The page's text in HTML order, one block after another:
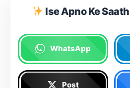
Ise Apno Ke
WhatsApp
Post